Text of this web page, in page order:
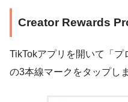
Creator Rewards
TikTokアプリを開いて「
の3本線マークをタップしま